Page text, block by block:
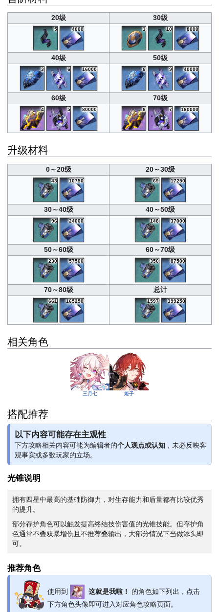
20级 30级
5 4000 3 10 8000
40级 50级
3 6 16000 6 9 40000
60级 70级
4 5 80000 8 7 160000
升级材料
0～20级 20～30级
43 10750 69 17250
30～40级 40～50级
96 24000 148 37000
50～60级 60～70级
230 57500 350 87500
70～80级 总计
661 165250 1597 399250
相关角色
三月七 姬子
搭配推荐
以下内容可能存在主观性
下方攻略相关内容可能为编辑者的个人观点或认知 ，未必反映客
观事实或多数玩家的立场。
光锥说明
拥有四星中最高的基础防御力，对生存能力和盾量都有比较优秀
的提升。
部分存护角色可以触发提高终结技伤害值的光锥技能。但存护角
色通常不叠双暴增伤且不推荐叠输出，大部分情况下当做添头即
可。
推荐角色
使用到 这就是我啦！
的角色如下列出，点击
下方角色头像即可进入对应角色攻略页面。